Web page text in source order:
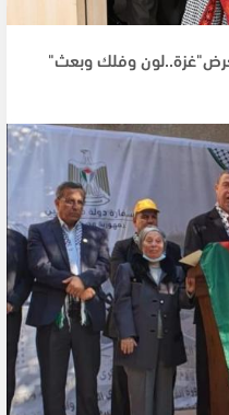
وفلك وبعث"